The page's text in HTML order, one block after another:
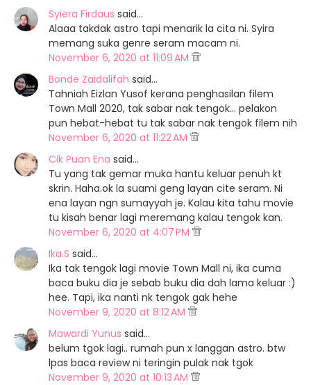
Syiera Firdaus said…
Alaaa takdak astro tapi menarik la cita ni. Syira
memang suka genre seram macam ni.
November 6, 2020 at 11:09 AM
Bonde Zaidalifah said…
Tahniah Eizlan Yusof kerana penghasilan filem
Town Mall 2020, tak sabar nak tengok... pelakon
pun hebat-hebat tu tak sabar nak tengok filem nih
November 6, 2020 at 11:22 AM
Cik Puan Ena said…
Tu yang tak gemar muka hantu keluar penuh kt
skrin. Haha.ok la suami geng layan cite seram. Ni
ena layan ngn sumayyah je. Kalau kita tahu movie
tu kisah benar lagi meremang kalau tengok kan.
November 6, 2020 at 4:07 PM
Ika.S said…
Ika tak tengok lagi movie Town Mall ni, ika cuma
baca buku dia je sebab buku dia dah lama keluar :)
hee. Tapi, ika nanti nk tengok gak hehe
November 9, 2020 at 8:12 AM
Mawardi Yunus said…
belum tgok lagi.. rumah pun x langgan astro. btw
lpas baca review ni teringin pulak nak tgok
November 9, 2020 at 10:13 AM